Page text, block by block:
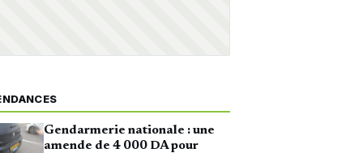
Gendarmerie nationale : une
amende de 4 000 DA pour